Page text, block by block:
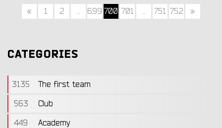
« 1 2 ... 699 700 701 ... 751 752 »
CATEGORIES
3135
The first team
563
Club
449
Academy